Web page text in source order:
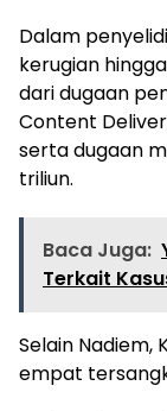
Dalam
kerugian
dari dugaan
Content
serta dugaan
triliun.
Baca Juga:
Terkait
Selain Nadiem,
empat